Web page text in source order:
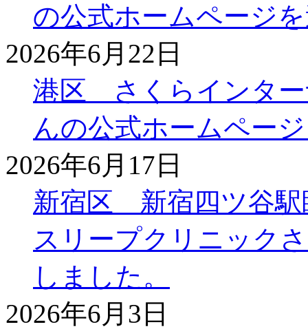
の公式ホームページ
2026年6月22日
港区 さくらインター
んの公式ホームペー
2026年6月17日
新宿区 新宿四ツ谷駅
スリープクリニック
しました。
2026年6月3日